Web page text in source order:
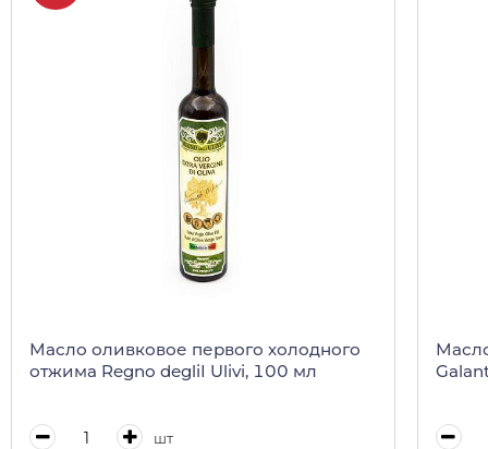
Масло оливковое первого холодного
отжима Regno degliI Ulivi, 100 мл
шт